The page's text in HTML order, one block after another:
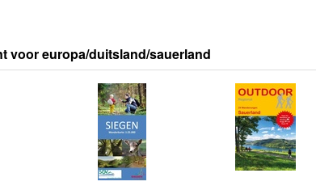
voor europa/duitsland/sauerland